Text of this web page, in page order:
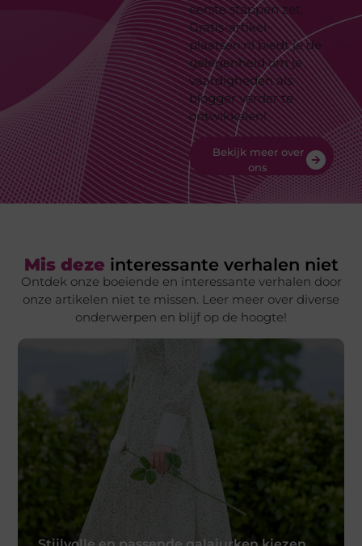
eerste stappen zet,
Gratis-artikel-
plaatsen.nl biedt je de
gelegenheid om je
vaardigheden als
blogger verder te
ontwikkelen!
Bekijk meer over
ons
Mis deze interessante verhalen niet
Ontdek onze boeiende en interessante verhalen door
onze artikelen niet te missen. Leer meer over diverse
onderwerpen en blijf op de hoogte!